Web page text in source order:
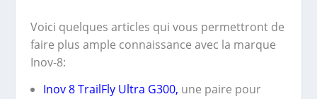
Voici quelques articles qui vous permettront de
faire plus ample connaissance avec la marque
Inov-8:
Inov 8 TrailFly Ultra G300, une paire pour